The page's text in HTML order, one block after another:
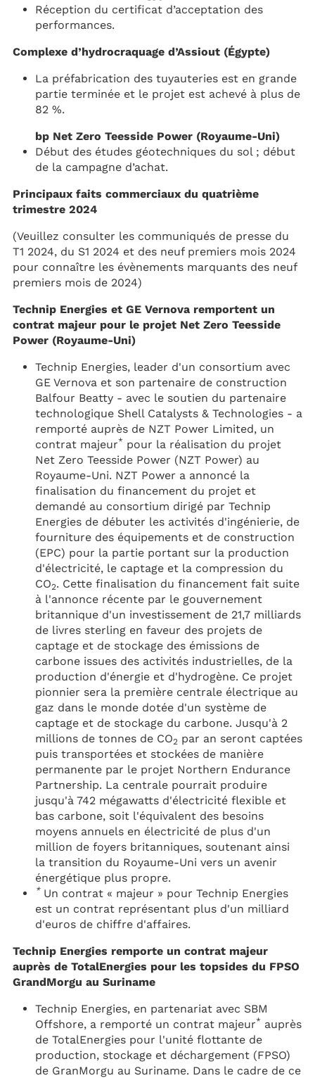
Réception du certificat d’acceptation des
performances.
Complexe d’hydrocraquage d’Assiout (Égypte)
La préfabrication des tuyauteries est en grande
partie terminée et le projet est achevé à plus de
82 %.
bp Net Zero Teesside Power (Royaume-Uni)
Début des études géotechniques du sol ; début
de la campagne d’achat.
Principaux faits commerciaux du quatrième
trimestre 2024
(Veuillez consulter les communiqués de presse du
T1 2024, du S1 2024 et des neuf premiers mois 2024
pour connaître les évènements marquants des neuf
premiers mois de 2024)
Technip Energies et GE Vernova remportent un
contrat majeur pour le projet Net Zero Teesside
Power (Royaume-Uni)
Technip Energies, leader d'un consortium avec
GE Vernova et son partenaire de construction
Balfour Beatty - avec le soutien du partenaire
technologique Shell Catalysts & Technologies - a
remporté auprès de NZT Power Limited, un
contrat majeur* pour la réalisation du projet
Net Zero Teesside Power (NZT Power) au
Royaume-Uni. NZT Power a annoncé la
finalisation du financement du projet et
demandé au consortium dirigé par Technip
Energies de débuter les activités d'ingénierie, de
fourniture des équipements et de construction
(EPC) pour la partie portant sur la production
d'électricité, le captage et la compression du
CO2. Cette finalisation du financement fait suite
à l'annonce récente par le gouvernement
britannique d'un investissement de 21,7 milliards
de livres sterling en faveur des projets de
captage et de stockage des émissions de
carbone issues des activités industrielles, de la
production d'énergie et d'hydrogène. Ce projet
pionnier sera la première centrale électrique au
gaz dans le monde dotée d'un système de
captage et de stockage du carbone. Jusqu'à 2
millions de tonnes de CO2 par an seront captées
puis transportées et stockées de manière
permanente par le projet Northern Endurance
Partnership. La centrale pourrait produire
jusqu'à 742 mégawatts d'électricité flexible et
bas carbone, soit l'équivalent des besoins
moyens annuels en électricité de plus d'un
million de foyers britanniques, soutenant ainsi
la transition du Royaume-Uni vers un avenir
énergétique plus propre.
* Un contrat « majeur » pour Technip Energies
est un contrat représentant plus d'un milliard
d'euros de chiffre d'affaires.
Technip Energies remporte un contrat majeur
auprès de TotalEnergies pour les topsides du FPSO
GrandMorgu au Suriname
Technip Energies, en partenariat avec SBM
Offshore, a remporté un contrat majeur* auprès
de TotalEnergies pour l'unité flottante de
production, stockage et déchargement (FPSO)
de GranMorgu au Suriname. Dans le cadre de ce